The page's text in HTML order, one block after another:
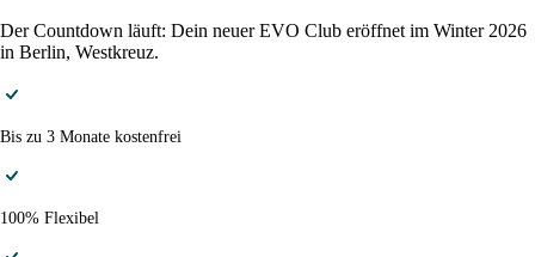
Der Countdown läuft: Dein neuer EVO Club eröffnet im Winter 2026
in Berlin, Westkreuz.
Bis zu 3 Monate kostenfrei
100% Flexibel